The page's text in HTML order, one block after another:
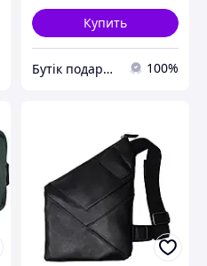
Купить
Бутік подарунків 100%